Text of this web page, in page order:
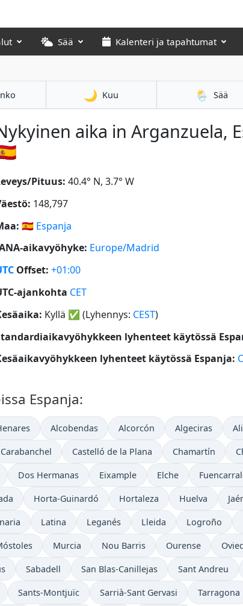
Sää Kalenteri ja tapahtumat
🌙 Kuu 🌦️ Sää
aika in Arganzuela,
Pituus: 40.4° N, 3.7° W
148,797
🇪🇸 Espanja
aikavyöhyke: Europe/Madrid
Offset: +01:00
ajankohta CET
Kyllä ✅ (Lyhennys: CEST)
lyhenteet käytössä
lyhenteet käytössä Espanja:
Espanja:
Alcobendas Alcorcón Algeciras
Carabanchel Castelló de la Plana Chamartín
Dos Hermanas Eixample Elche
Horta-Guinardó Hortaleza Huelva
Latina Leganés Lleida Logroño
Murcia Nou Barris Ourense
Sabadell San Blas-Canillejas Sant Andreu
Sants-Montjuïc Sarrià-Sant Gervasi Tarragona